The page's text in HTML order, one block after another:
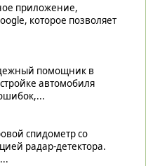
приложение,
которое позволяет
помощник в
автомобиля
спидометр со
радар-детектора.